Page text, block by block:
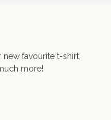
new favourite t-shirt,
more!